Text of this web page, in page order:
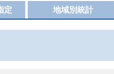
地域別統計
定